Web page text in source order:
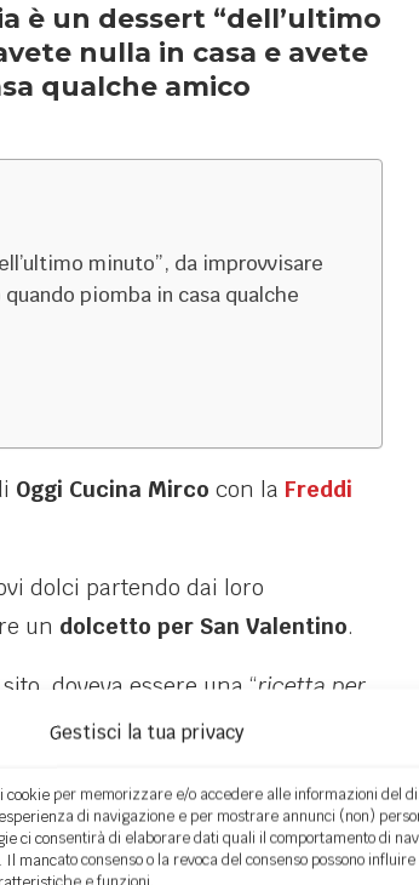
Gestisci la tua privacy
cookie per memorizzare e/o accedere alle informazioni del
di navigazione e per mostrare annunci (non)
ci consentirà di elaborare dati quali il comportamento di
mancato consenso o la revoca del consenso possono influire
è un dessert “dell’ultimo
nulla in casa e avete
qualche amico
minuto”, da improvvisare
piomba in casa qualche
Oggi Cucina Mirco con la Freddi
dolci partendo dai loro
un dolcetto per San Valentino.
doveva essere una “ricetta per
di merendine “Dolcetto“, più
trovate anche i gusti albicocca,